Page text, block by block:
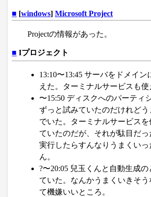
■ [windows] Microsoft Project
Projectの情報があった。
■ Iプロジェクト
13:10〜13:45 サーバをドメイン
えた。ターミナルサービスも使
〜15:50 ディスクへのパーティ
ずっと試みていたのだけれど
でいた。ターミナルサービスを
ていたのだが、それが駄目だ
実行したらすんなりうまくい
ん。
?〜20:05 兒玉くんと自動生成の
ていた。なんかうまくいきそう
て機嫌いいところ。